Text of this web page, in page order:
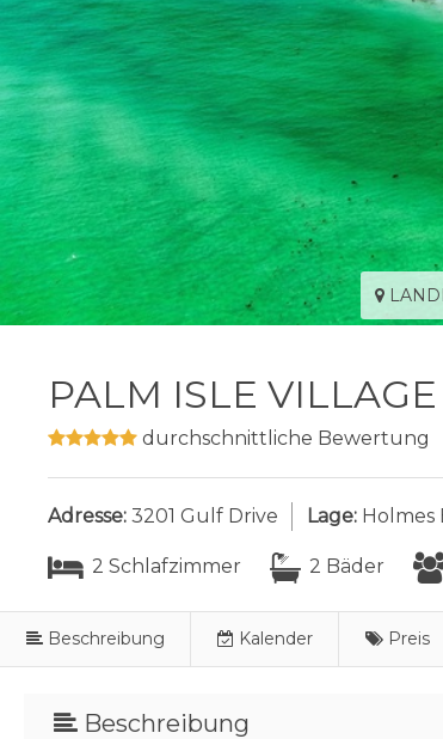
PALM ISLE
durchschnittliche Bewertung
Adresse: 3201 Gulf Drive Lage: Holmes
2 Schlafzimmer 2 Bäder
Beschreibung Kalender Preis
Beschreibung